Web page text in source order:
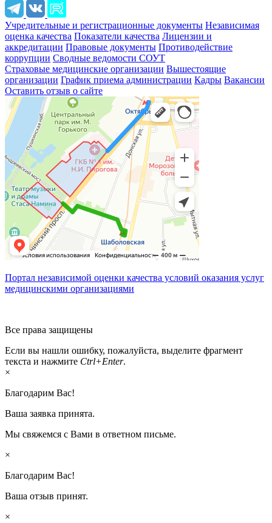
Учредительные и регистрационные документы Независимая
оценка качества Показатели качества Лицензии и
аккредитации Правовые документы Противодействие
коррупции Сводные ведомости СОУТ
Страховые медицинские организации Вышестоящие
организации График приема администрации Кадры Вакансии
Оставить отзыв о сайте
Портал независимой оценки качества условий оказания услуг
медицинскими организациями
Все права защищены
Если вы нашли ошибку, пожалуйста, выделите фрагмент
текста и нажмите Ctrl+Enter.
×
Благодарим Вас!
Ваша заявка принята.
Мы свяжемся с Вами в ответном письме.
×
Благодарим Вас!
Ваша отзыв принят.
×